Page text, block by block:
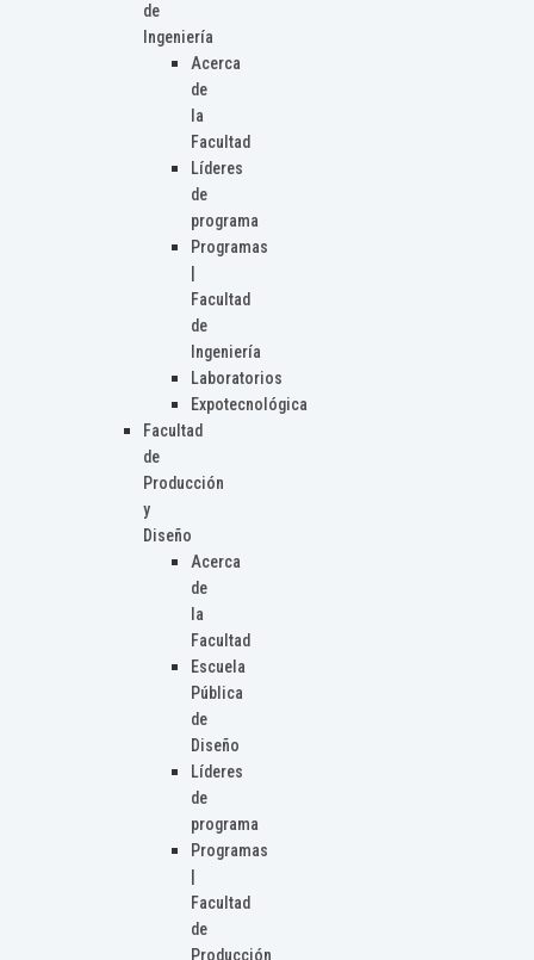
de
Ingeniería
Acerca
de
la
Facultad
Líderes
de
programa
Programas
Facultad
de
Ingeniería
Laboratorios
Expotecnológica
Facultad
de
Producción
y
Diseño
Acerca
de
la
Facultad
Escuela
Pública
de
Diseño
Líderes
de
programa
Programas
Facultad
de
Producción